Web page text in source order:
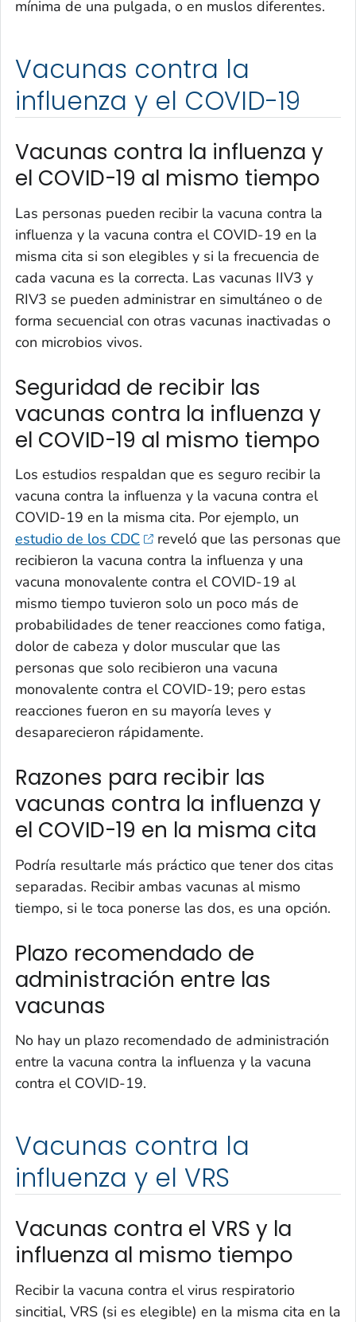
mínima de una pulgada, o en muslos diferentes.
Vacunas contra la
influenza y el COVID-19
Vacunas contra la influenza y
el COVID-19 al mismo tiempo
Las personas pueden recibir la vacuna contra la
influenza y la vacuna contra el COVID-19 en la
misma cita si son elegibles y si la frecuencia de
cada vacuna es la correcta. Las vacunas IIV3 y
RIV3 se pueden administrar en simultáneo o de
forma secuencial con otras vacunas inactivadas o
con microbios vivos.
Seguridad de recibir las
vacunas contra la influenza y
el COVID-19 al mismo tiempo
Los estudios respaldan que es seguro recibir la
vacuna contra la influenza y la vacuna contra el
COVID-19 en la misma cita. Por ejemplo, un
estudio de los CDC
reveló que las personas que
recibieron la vacuna contra la influenza y una
vacuna monovalente contra el COVID-19 al
mismo tiempo tuvieron solo un poco más de
probabilidades de tener reacciones como fatiga,
dolor de cabeza y dolor muscular que las
personas que solo recibieron una vacuna
monovalente contra el COVID-19; pero estas
reacciones fueron en su mayoría leves y
desaparecieron rápidamente.
Razones para recibir las
vacunas contra la influenza y
el COVID-19 en la misma cita
Podría resultarle más práctico que tener dos citas
separadas. Recibir ambas vacunas al mismo
tiempo, si le toca ponerse las dos, es una opción.
Plazo recomendado de
administración entre las
vacunas
No hay un plazo recomendado de administración
entre la vacuna contra la influenza y la vacuna
contra el COVID-19.
Vacunas contra la
influenza y el VRS
Vacunas contra el VRS y la
influenza al mismo tiempo
Recibir la vacuna contra el virus respiratorio
sincitial, VRS (si es elegible) en la misma cita en la